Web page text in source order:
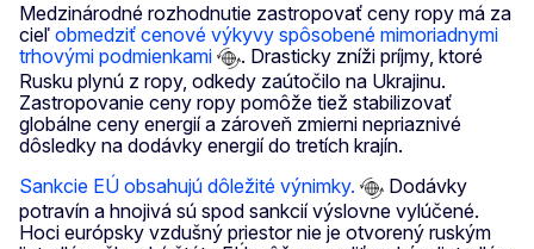
Medzinárodné rozhodnutie zastropovať ceny ropy má za
cieľ obmedziť cenové výkyvy spôsobené mimoriadnymi
trhovými podmienkami
. Drasticky zníži príjmy, ktoré
Rusku plynú z ropy, odkedy zaútočilo na Ukrajinu.
Zastropovanie ceny ropy pomôže tiež stabilizovať
globálne ceny energií a zároveň zmierni nepriaznivé
dôsledky na dodávky energií do tretích krajín.
Sankcie EÚ obsahujú dôležité výnimky.
Dodávky
potravín a hnojivá sú spod sankcií výslovne vylúčené.
Hoci európsky vzdušný priestor nie je otvorený ruským